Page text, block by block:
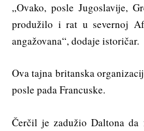
„Ovako, posle Jugoslavije,
produžilo i rat u severnoj
angažovana“, dodaje istoričar.
Ova tajna britanska
posle pada Francuske.
Čerčil je zadužio Daltona da